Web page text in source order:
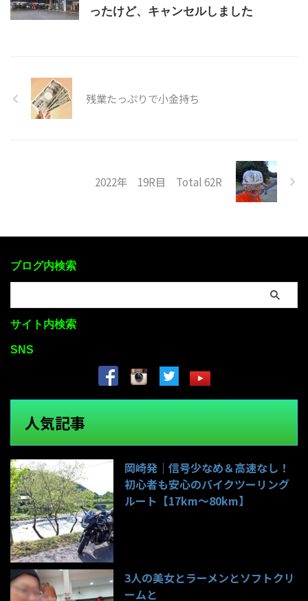
ったけど、キャンセルしました
残業たっぷりで小金持ち
2022年 19R目 Total 62R
ブログ内検索
サイト内検索
SNS
人気記事
岡崎発｜信号少なめ＆高速なし！
初心者も安心のバイクツーリング
ルート【17km〜80km】
3人の美女とラーメンとソフトクリ
ームと